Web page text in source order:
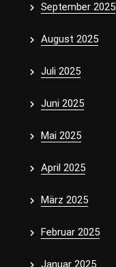
September 2025
August 2025
Juli 2025
Juni 2025
Mai 2025
April 2025
März 2025
Februar 2025
Januar 2025